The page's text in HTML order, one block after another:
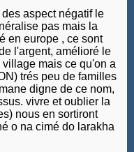
aspect négatif le
pas mais la
en europe , ce sont
l'argent, amélioré le
mais ce qu'on a
trés peu de familles
digne de ce nom,
vivre et oublier la
nous en sortiront
o na cimé do larakha